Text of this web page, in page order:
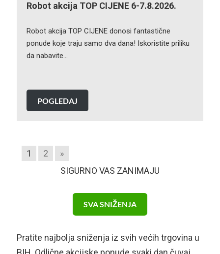
Robot akcija TOP CIJENE 6-7.8.2026.
Robot akcija TOP CIJENE donosi fantastične
ponude koje traju samo dva dana! Iskoristite priliku
da nabavite…
POGLEDAJ
1 2
»
SIGURNO VAS ZANIMAJU
SVA SNIŽENJA
Pratite najbolja sniženja iz svih većih trgovina u